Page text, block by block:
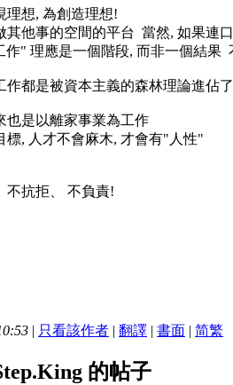
理想, 為創造理想!
其他事的空間的平台 當然, 如果連
作" 理應是一個階段, 而非一個結果
作都是被資本主義的森林理論進佔了
也是以離家事業為工作
標, 人才不會麻木, 才會有"人性"
不抗拒、 不負責!
| 只看該作者 | 翻譯 | 書面 | 简繁
的帖子